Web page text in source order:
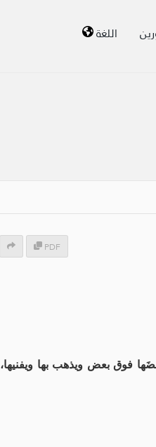
اللغة
PDF
فوق بعض ويذهب بها ويفنيها،